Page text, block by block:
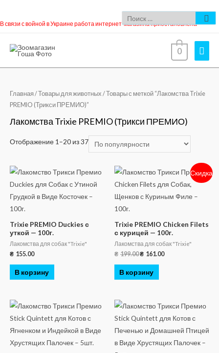
В связи с войной в Украине работа интернет-магазина приостановлена
0
Главная /Товары для животных / Товары с меткой “Лакомства Trixie
PREMIO (Трикси ПРЕМИО)”
Лакомства Trixie PREMIO (Трикси ПРЕМИО)
Отображение 1–20 из 37
Trixie PREMIO Duckies с
уткой — 100г.
Лакомства для собак "Trixie"
₴ 155.00
В корзину
Скидка
Trixie PREMIO Chicken Filets
с курицей — 100г.
Лакомства для собак "Trixie"
₴ 199.00₴ 161.00
В корзину